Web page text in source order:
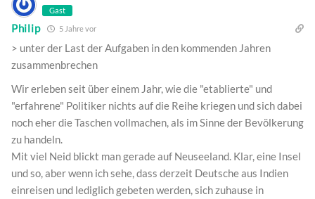
Gast
Philip 5 Jahre vor
> unter der Last der Aufgaben in den kommenden Jahren
zusammenbrechen
Wir erleben seit über einem Jahr, wie die "etablierte" und
"erfahrene" Politiker nichts auf die Reihe kriegen und sich dabei
noch eher die Taschen vollmachen, als im Sinne der Bevölkerung
zu handeln.
Mit viel Neid blickt man gerade auf Neuseeland. Klar, eine Insel
und so, aber wenn ich sehe, dass derzeit Deutsche aus Indien
einreisen und lediglich gebeten werden, sich zuhause in